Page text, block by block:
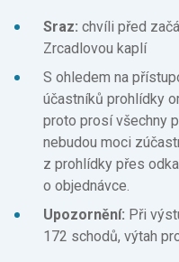
Sraz: chvíli před
Zrcadlovou kaplí
S ohledem na
účastníků prohlídky
proto prosí všechny
nebudou moci
z prohlídky přes
o objednávce.
Upozornění: Při
172 schodů, výtah